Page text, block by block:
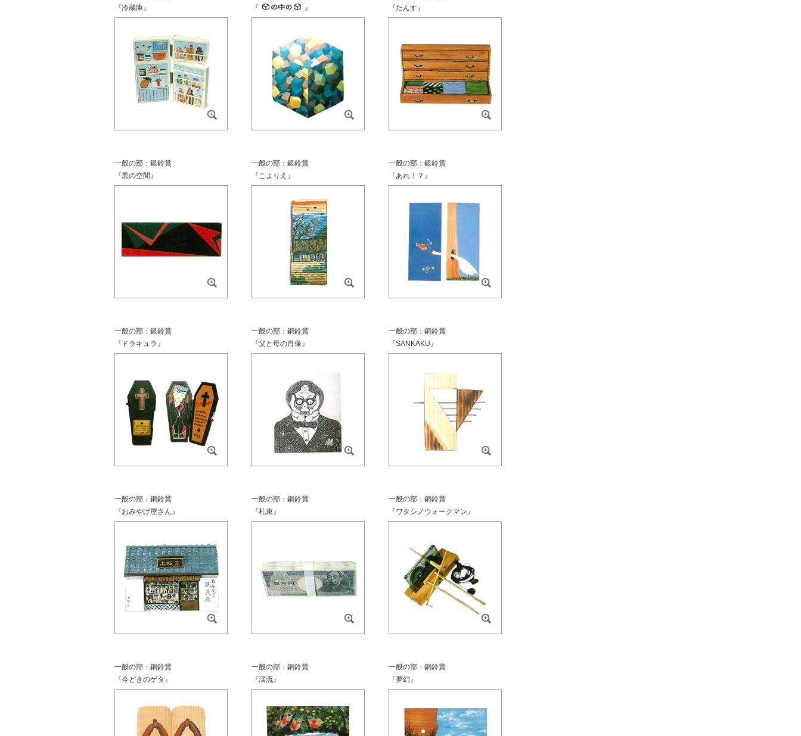
『冷蔵庫』
『
』
『たんす』
一般の部：銀鈴賞
『黒の空間』
一般の部：銀鈴賞
『こよりえ』
一般の部：銀鈴賞
『あれ！？』
一般の部：銀鈴賞
『ドラキュラ』
一般の部：銅鈴賞
『父と母の肖像』
一般の部：銅鈴賞
『SANKAKU』
一般の部：銅鈴賞
『おみやげ屋さん』
一般の部：銅鈴賞
『札束』
一般の部：銅鈴賞
『ワタシノウォークマン』
一般の部：銅鈴賞
『今どきのゲタ』
一般の部：銅鈴賞
『渓流』
一般の部：銅鈴賞
『夢幻』